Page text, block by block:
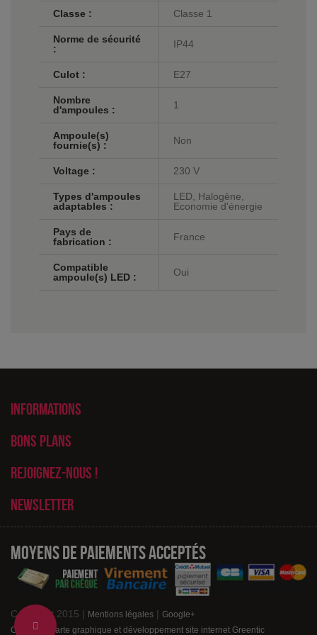
Change
Classe : Classe 1
Norme de sécurité
:
IP44
Culot : E27
Nombre
d'ampoules :
1
Ampoule(s)
fournie(s) :
Non
Voltage : 230 V
Types d'ampoules
adaptables :
LED, Halogène,
Economie d'énergie
Pays de
fabrication :
France
Compatible
ampoule(s) LED :
Oui
Informations
Bons plans
Rejoignez-nous !
Newsletter
Moyens de paiements acceptés
Copyright 2015 | Mentions légales | Google+
Création charte graphique et développement site internet Greentic